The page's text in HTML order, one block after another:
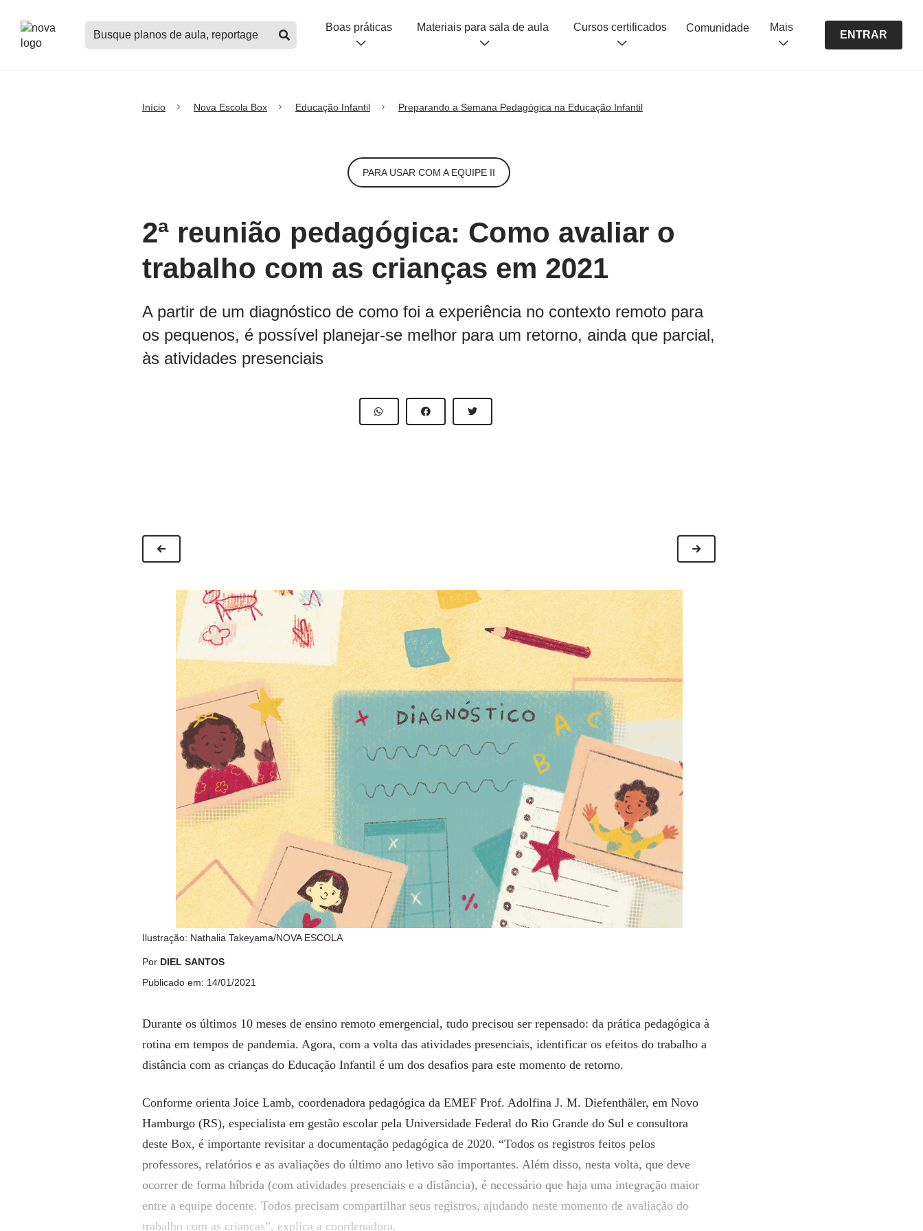
Buscar
planos
Boas práticas Materiais para sala de aula Cursos certificados Comunidade Mais
ENTRAR
Início Nova Escola Box Educação Infantil Preparando a Semana Pedagógica na Educação Infantil
PARA USAR COM A EQUIPE II
2ª reunião pedagógica: Como avaliar o
trabalho com as crianças em 2021
A partir de um diagnóstico de como foi a experiência no contexto remoto para
os pequenos, é possível planejar-se melhor para um retorno, ainda que parcial,
às atividades presenciais
Ilustração: Nathalia Takeyama/NOVA ESCOLA
Por DIEL SANTOS
Publicado em: 14/01/2021
Durante os últimos 10 meses de ensino remoto emergencial, tudo precisou ser repensado: da prática pedagógica à
rotina em tempos de pandemia. Agora, com a volta das atividades presenciais, identificar os efeitos do trabalho a
distância com as crianças do Educação Infantil é um dos desafios para este momento de retorno.
Conforme orienta Joice Lamb, coordenadora pedagógica da EMEF Prof. Adolfina J. M. Diefenthäler, em Novo
Hamburgo (RS), especialista em gestão escolar pela Universidade Federal do Rio Grande do Sul e consultora
deste Box, é importante revisitar a documentação pedagógica de 2020. “Todos os registros feitos pelos
professores, relatórios e as avaliações do último ano letivo são importantes. Além disso, nesta volta, que deve
ocorrer de forma híbrida (com atividades presenciais e a distância), é necessário que haja uma integração maior
entre a equipe docente. Todos precisam compartilhar seus registros, ajudando neste momento de avaliação do
trabalho com as crianças”, explica a coordenadora.